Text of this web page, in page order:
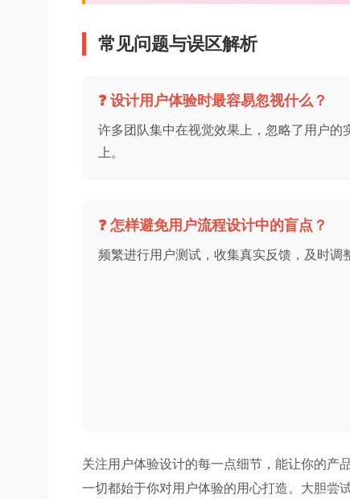
常见问题与误区解析
❓ 设计用户体验时最容易忽视什么？
许多团队集中在视觉效果上，忽略了用户的
上。
❓ 怎样避免用户流程设计中的盲点？
频繁进行用户测试，收集真实反馈，及时调
关注用户体验设计的每一点细节，能让你的产
一切都始于你对用户体验的用心打造。大胆尝